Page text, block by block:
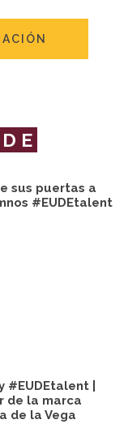
sus puertas a
#EUDEtalent
#EUDEtalent |
de la marca
de la Vega